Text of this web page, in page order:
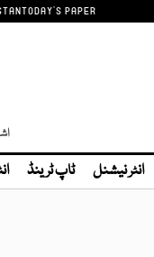
TODAY'S PAPER
انٹر نیشنل ٹاپ ٹرینڈ